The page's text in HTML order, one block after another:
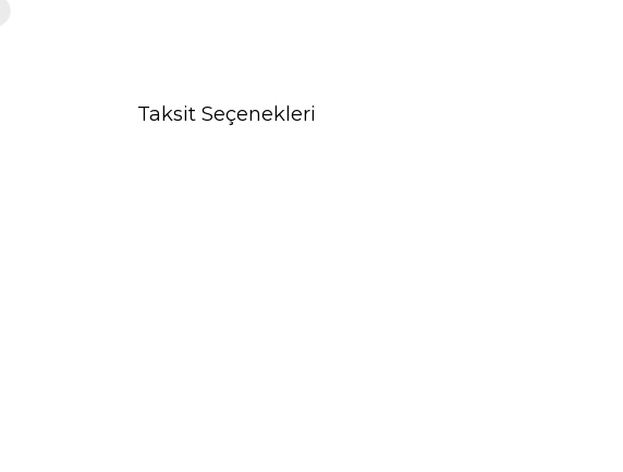
Taksit Seçenekleri